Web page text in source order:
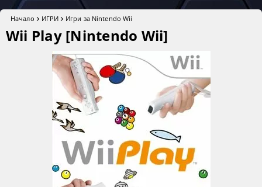
Начало ИГРИ Игри за Nintendo Wii
Wii Play [Nintendo Wii]